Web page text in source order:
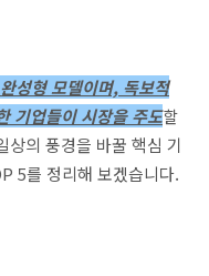
성형 모델이며, 독보적
기업들이 시장을 주도할
상의 풍경을 바꿀 핵심 기
5를 정리해 보겠습니다.